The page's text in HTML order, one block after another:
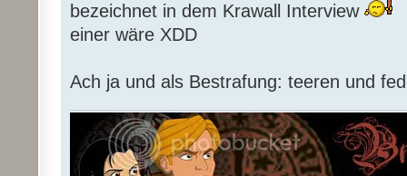
bezeichnet in dem Krawall Interview
einer wäre XDD
Ach ja und als Bestrafung: teeren und